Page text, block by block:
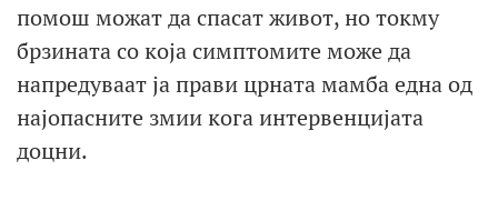
помош можат да спасат живот, но токму
брзината со која симптомите може да
напредуваат ја прави црната мамба една од
најопасните змии кога интервенцијата
доцни.